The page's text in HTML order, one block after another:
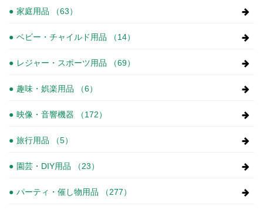
家庭用品 （63）
ベビー・チャイルド用品 （14）
レジャー・スポーツ用品 （69）
趣味・娯楽用品 （6）
映像・音響機器 （172）
旅行用品 （5）
園芸・DIY用品 （23）
パーティ・催し物用品 （277）